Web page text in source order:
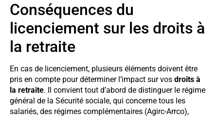
Conséquences du
licenciement sur les droits à
la retraite
En cas de licenciement, plusieurs éléments doivent être
pris en compte pour déterminer l’impact sur vos droits à
la retraite. Il convient tout d’abord de distinguer le régime
général de la Sécurité sociale, qui concerne tous les
salariés, des régimes complémentaires (Agirc-Arrco),